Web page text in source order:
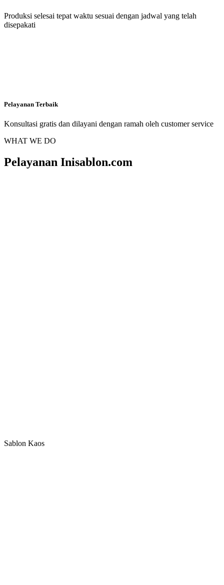
Produksi selesai tepat waktu sesuai dengan jadwal yang telah
disepakati
Pelayanan Terbaik
Konsultasi gratis dan dilayani dengan ramah oleh customer service
WHAT WE DO
Pelayanan Inisablon.com
Sablon Kaos